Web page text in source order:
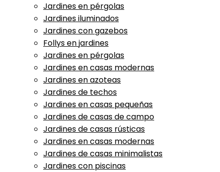
Jardines en pérgolas
Jardines iluminados
Jardines con gazebos
Follys en jardines
Jardines en pérgolas
Jardines en casas modernas
Jardines en azoteas
Jardines de techos
Jardines en casas pequeñas
Jardines de casas de campo
Jardines de casas rústicas
Jardines en casas modernas
Jardines de casas minimalistas
Jardines con piscinas